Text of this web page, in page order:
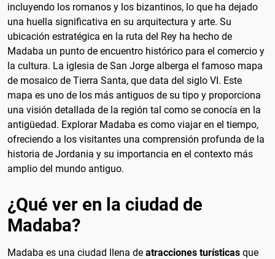
incluyendo los romanos y los bizantinos, lo que ha dejado
una huella significativa en su arquitectura y arte. Su
ubicación estratégica en la ruta del Rey ha hecho de
Madaba un punto de encuentro histórico para el comercio y
la cultura. La iglesia de San Jorge alberga el famoso mapa
de mosaico de Tierra Santa, que data del siglo VI. Este
mapa es uno de los más antiguos de su tipo y proporciona
una visión detallada de la región tal como se conocía en la
antigüedad. Explorar Madaba es como viajar en el tiempo,
ofreciendo a los visitantes una comprensión profunda de la
historia de Jordania y su importancia en el contexto más
amplio del mundo antiguo.
¿Qué ver en la ciudad de
Madaba?
Madaba es una ciudad llena de atracciones turísticas que